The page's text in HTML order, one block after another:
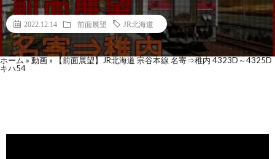
2022.12.14 前面展望 JR北海道
ホーム » 動画 » 【前面展望】JR北海道 宗谷本線 名寄⇒稚内 4323D～4325D
キハ54